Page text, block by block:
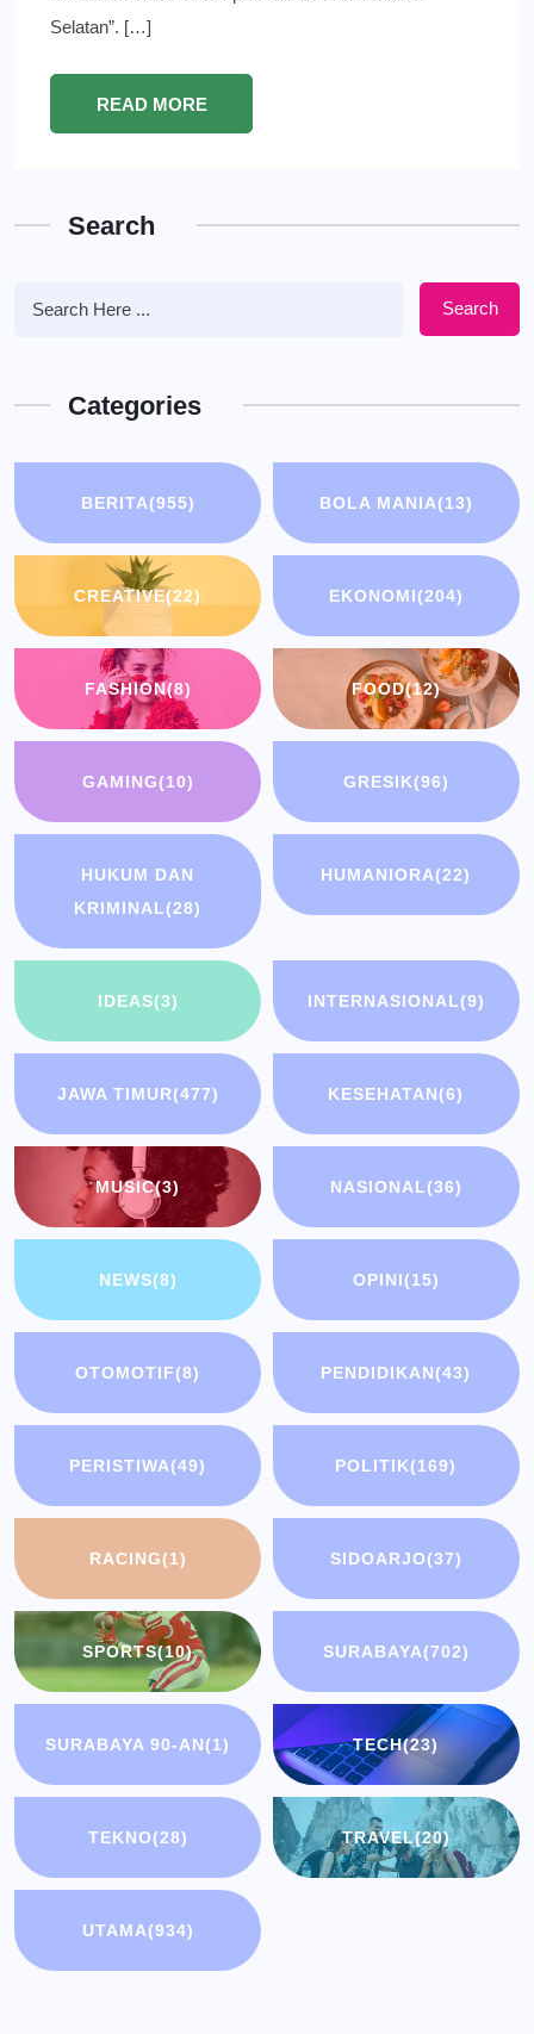
Selatan”. […]
READ MORE
Search
Search
Categories
BERITA(955) BOLA MANIA(13)
CREATIVE(22) EKONOMI(204)
FASHION(8) FOOD(12)
GAMING(10) GRESIK(96)
HUKUM DAN
KRIMINAL(28)
HUMANIORA(22)
IDEAS(3) INTERNASIONAL(9)
JAWA TIMUR(477) KESEHATAN(6)
MUSIC(3) NASIONAL(36)
NEWS(8) OPINI(15)
OTOMOTIF(8) PENDIDIKAN(43)
PERISTIWA(49) POLITIK(169)
RACING(1) SIDOARJO(37)
SPORTS(10) SURABAYA(702)
SURABAYA 90-AN(1) TECH(23)
TEKNO(28) TRAVEL(20)
UTAMA(934)